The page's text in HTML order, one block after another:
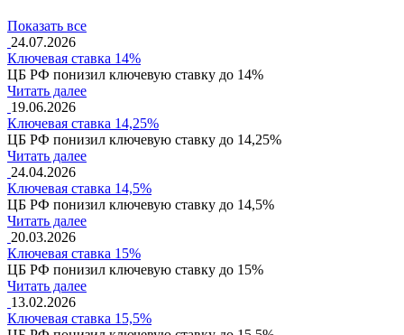
Показать все
24.07.2026
Ключевая ставка 14%
ЦБ РФ понизил ключевую ставку до 14%
Читать далее
19.06.2026
Ключевая ставка 14,25%
ЦБ РФ понизил ключевую ставку до 14,25%
Читать далее
24.04.2026
Ключевая ставка 14,5%
ЦБ РФ понизил ключевую ставку до 14,5%
Читать далее
20.03.2026
Ключевая ставка 15%
ЦБ РФ понизил ключевую ставку до 15%
Читать далее
13.02.2026
Ключевая ставка 15,5%